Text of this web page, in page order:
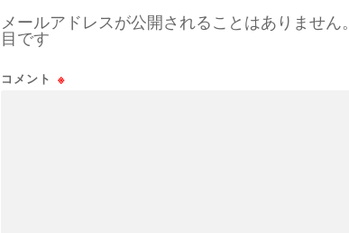
メールアドレスが公開されることはありません。
目です
コメント ※